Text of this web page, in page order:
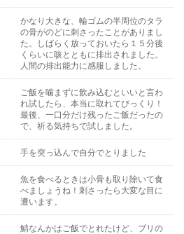
かなり大きな、輪ゴムの半周位のタラ
の骨がのどに刺さったことがありまし
た。しばらく放っておいたら１５分後
くらいに咳とともに排出されました。
人間の排出能力に感服しました。
ご飯を噛まずに飲み込むといいと言わ
れ試したら、本当に取れてびっくり！
最後、一口分だけ残ったご飯だったの
で、祈る気持ちで試しました。
手を突っ込んで自分でとりました
魚を食べるときは小骨も取り除いて食
べましょうね！刺さったら大変な目に
遭います。
鯖なんかはご飯でとれたけど、ブリの